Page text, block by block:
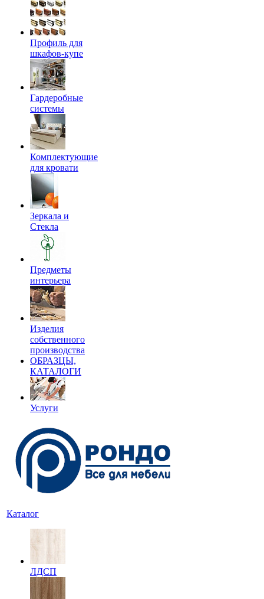
Профиль для
шкафов-купе
Гардеробные
системы
Комплектующие
для кровати
Зеркала и
Стекла
Предметы
интерьера
Изделия
собственного
производства
ОБРАЗЦЫ,
КАТАЛОГИ
Услуги
Каталог
ЛДСП